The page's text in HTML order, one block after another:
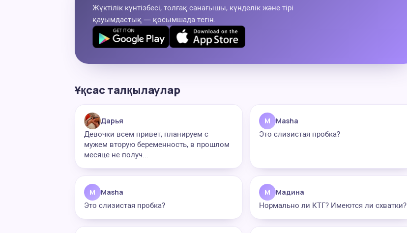
Жүктілік күнтізбесі, толғақ санағышы, күнделік және тірі
қауымдастық — қосымшада тегін.
Ұқсас талқылаулар
Дарья
Девочки всем привет, планируем с
мужем вторую беременность, в прошлом
месяце не получ...
M Masha
Это слизистая пробка?
M Masha
Это слизистая пробка?
М Мадина
Нормально ли КТГ? Имеются ли схватки?